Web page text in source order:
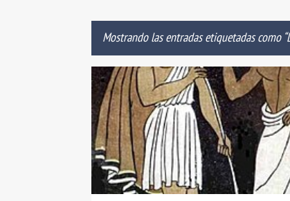
Mostrando las entradas etiquetadas como
E
n
t
r
a
d
a
s
ACCIONES ARDUO BATALLA CULTURAL